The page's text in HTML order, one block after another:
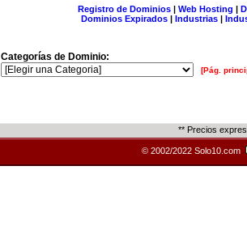
Registro de Dominios| Web Hosting |
Dominios Expirados | Industrias |
Categorías de Dominio:
[Pág.
** Precios
© 2002/2022 Solo10.com